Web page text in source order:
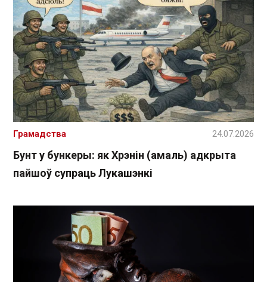
Бунт у бункеры: як Хрэнін (амаль) адкрыта
пайшоў супраць Лукашэнкі
Грамадства 24.07.2026